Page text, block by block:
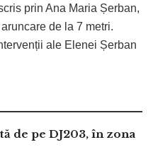
prin Ana Maria Șerban,
de la 7 metri.
ale Elenei Șerban
de pe DJ203, în zona